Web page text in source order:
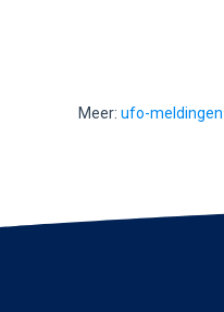
Meer: ufo-